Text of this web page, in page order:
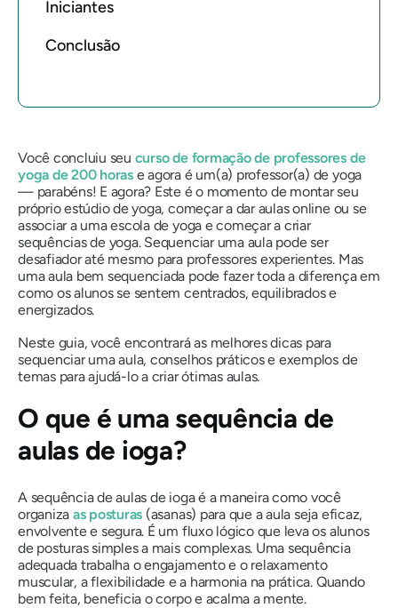
Iniciantes
Conclusão
Você concluiu seu curso de formação de professores de
yoga de 200 horase agora é um(a) professor(a) de yoga
— parabéns! E agora? Este é o momento de montar seu
próprio estúdio de yoga, começar a dar aulas online ou se
associar a uma escola de yoga e começar a criar
sequências de yoga. Sequenciar uma aula pode ser
desafiador até mesmo para professores experientes. Mas
uma aula bem sequenciada pode fazer toda a diferença em
como os alunos se sentem centrados, equilibrados e
energizados.
Neste guia, você encontrará as melhores dicas para
sequenciar uma aula, conselhos práticos e exemplos de
temas para ajudá-lo a criar ótimas aulas.
O que é uma sequência de
aulas de ioga?
A sequência de aulas de ioga é a maneira como você
organiza as posturas (asanas) para que a aula seja eficaz,
envolvente e segura. É um fluxo lógico que leva os alunos
de posturas simples a mais complexas. Uma sequência
adequada trabalha o engajamento e o relaxamento
muscular, a flexibilidade e a harmonia na prática. Quando
bem feita, beneficia o corpo e acalma a mente.